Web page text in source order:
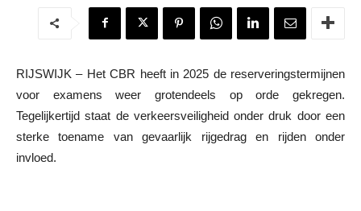
RIJSWIJK – Het CBR heeft in 2025 de reserveringstermijnen
voor examens weer grotendeels op orde gekregen.
Tegelijkertijd staat de verkeersveiligheid onder druk door een
sterke toename van gevaarlijk rijgedrag en rijden onder
invloed.